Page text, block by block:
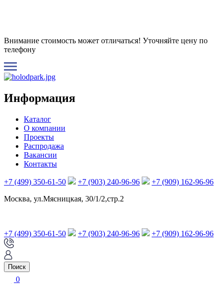
Внимание стоимость может отличаться! Уточняйте цену по
телефону
Информация
Каталог
О компании
Проекты
Распродажа
Вакансии
Контакты
+7 (499) 350-61-50 +7 (903) 240-96-96
+7 (909) 162-96-96
Москва, ул.Мясницкая, 30/1/2,стр.2
+7 (499) 350-61-50 +7 (903) 240-96-96 +7 (909) 162-96-96
Поиск
0